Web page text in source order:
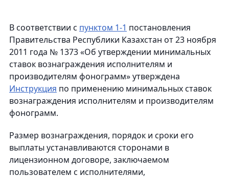
В соответствии с пунктом 1-1 постановления
Правительства Республики Казахстан от 23 ноября
2011 года № 1373 «Об утверждении минимальных
ставок вознаграждения исполнителям и
производителям фонограмм» утверждена
Инструкция по применению минимальных ставок
вознаграждения исполнителям и производителям
фонограмм.
Размер вознаграждения, порядок и сроки его
выплаты устанавливаются сторонами в
лицензионном договоре, заключаемом
пользователем с исполнителями,